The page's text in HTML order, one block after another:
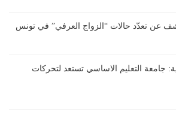
عن تعدّد حالات “الزواج العرفي” في تونس
جامعة التعليم الاساسي تستعد لتحركات